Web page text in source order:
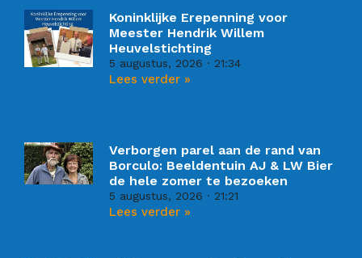
Koninklijke Erepenning voor
Meester Hendrik Willem
Heuvelstichting
5 augustus, 2026 21:34
Lees verder »
Verborgen parel aan de rand van
Borculo: Beeldentuin AJ & LW Bier
de hele zomer te bezoeken
5 augustus, 2026 21:21
Lees verder »